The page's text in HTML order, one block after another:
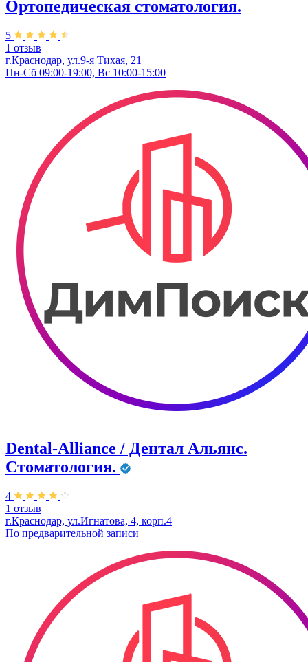
Ортопедическая стоматология.
5
1 отзыв
г.Краснодар, ул.9-я Тихая, 21
Пн-Сб 09:00-19:00, Вс 10:00-15:00
Dental-Alliance / Дентал Альянс.
Стоматология.
4
1 отзыв
г.Краснодар, ул.Игнатова, 4, корп.4
По предварительной записи